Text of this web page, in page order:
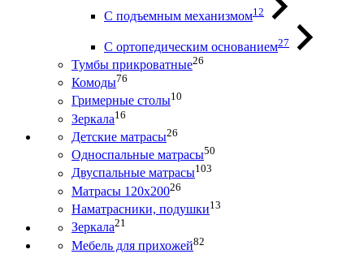
С подъемным механизмом12
С ортопедическим основанием27
Тумбы прикроватные26
Комоды76
Гримерные столы10
Зеркала16
Детские матрасы26
Односпальные матрасы50
Двуспальные матрасы103
Матрасы 120х20026
Наматрасники, подушки13
Зеркала21
Мебель для прихожей82